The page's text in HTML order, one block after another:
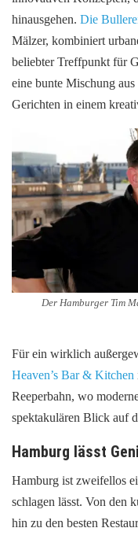
hinausgehen. Die
Mälzer, kombiniert
beliebter Treffpunkt für
eine bunte Mischung
Gerichten in einem
Der Hamburger Tim
Für ein wirklich
Heaven’s Bar & Kitchen
Reeperbahn, wo
spektakulären Blick auf
Hamburg lässt
Hamburg ist zweifellos
schlagen lässt. Von den
hin zu den besten